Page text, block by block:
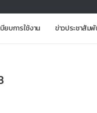
บียบการใช้งาน ข่าวประชาสัม